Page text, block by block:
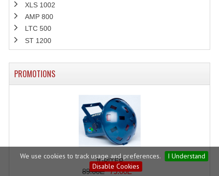
We use cookies to track usage and preferences.
I Understand
Disable Cookies
XLS 1002
AMP 800
LTC 500
ST 1200
PROMOTIONS
JUPITER
89.00E 79.00E